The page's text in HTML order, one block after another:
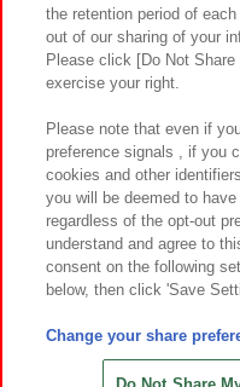
関連会社 サステ
プライバシーポリシー
お取引先さまととも
カスタマーハラスメント対応
©Bandai
©Bandai
©HANAYASHIKI
the retention period of
out of our sharing of your
Please click [Do Not
exercise your right.
Please note that even if
preference signals , if you
cookies and other
you will be deemed to
regardless of the opt-out
understand and agree to
consent on the following
below, then click 'Save
Change your share